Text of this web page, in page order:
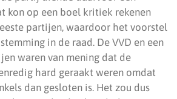
kon op een boel kritiek rekenen
partijen, waardoor het voorstel
in de raad. De VVD en een
waren van mening dat de
hard geraakt weren omdat
dan gesloten is. Het zou dus